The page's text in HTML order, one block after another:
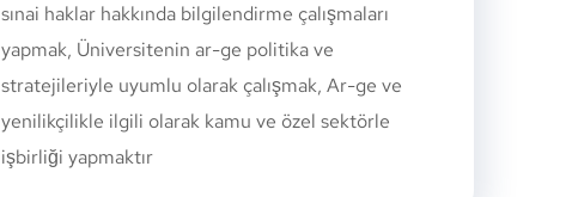
sınai haklar hakkında bilgilendirme çalışmaları
yapmak, Üniversitenin ar-ge politika ve
stratejileriyle uyumlu olarak çalışmak, Ar-ge ve
yenilikçilikle ilgili olarak kamu ve özel sektörle
işbirliği yapmaktır